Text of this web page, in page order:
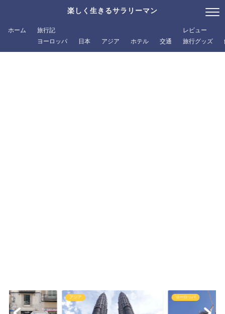
楽しく生きるサラリーマン
ホーム
旅行記
ヨーロッパ
日本 アジア ホテル 交通
レビュー
旅行グッズ
アジア ヨーロッパ